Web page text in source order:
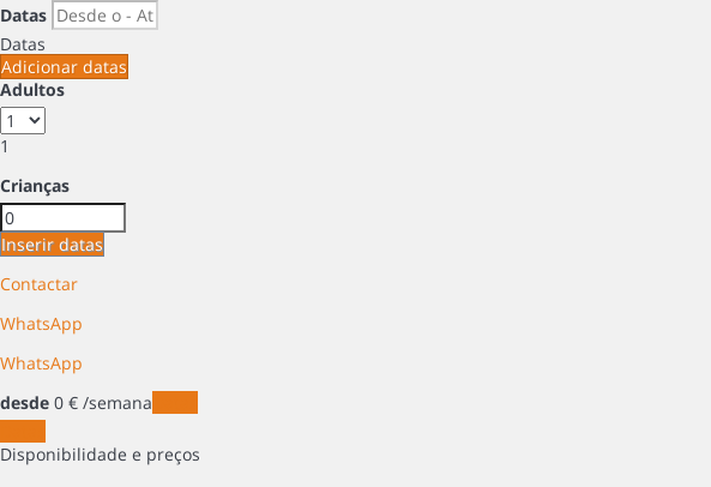
Datas
Datas
Adicionar datas
Adultos
1
Crianças
Inserir datas
Contactar
WhatsApp
WhatsApp
desde 0 € /semana
Disponibilidade e preços